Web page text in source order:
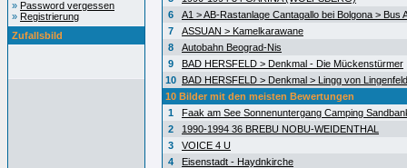
» Password vergessen
» Registrierung
Zufallsbild
6
A1 > AB-Rastanlage Cantagallo bei Bolgona > Bus
7
ASSUAN > Kamelkarawane
8
Autobahn Beograd-Nis
9
BAD HERSFELD > Denkmal - Die Mückenstürmer
10 BAD HERSFELD > Denkmal > Lingg von Lingenfeld
10 Bilder mit den meisten Bewertungen
1
Faak am See Sonnenuntergang Camping
2
1990-1994 36 BREBU NOBU-WEIDENTHAL
3
VOICE 4 U
4
Eisenstadt - Haydnkirche